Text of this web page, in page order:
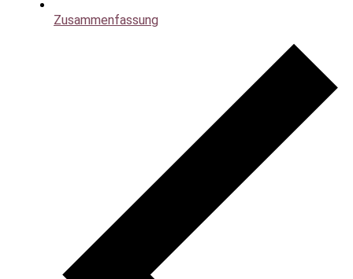
Zusammenfassung